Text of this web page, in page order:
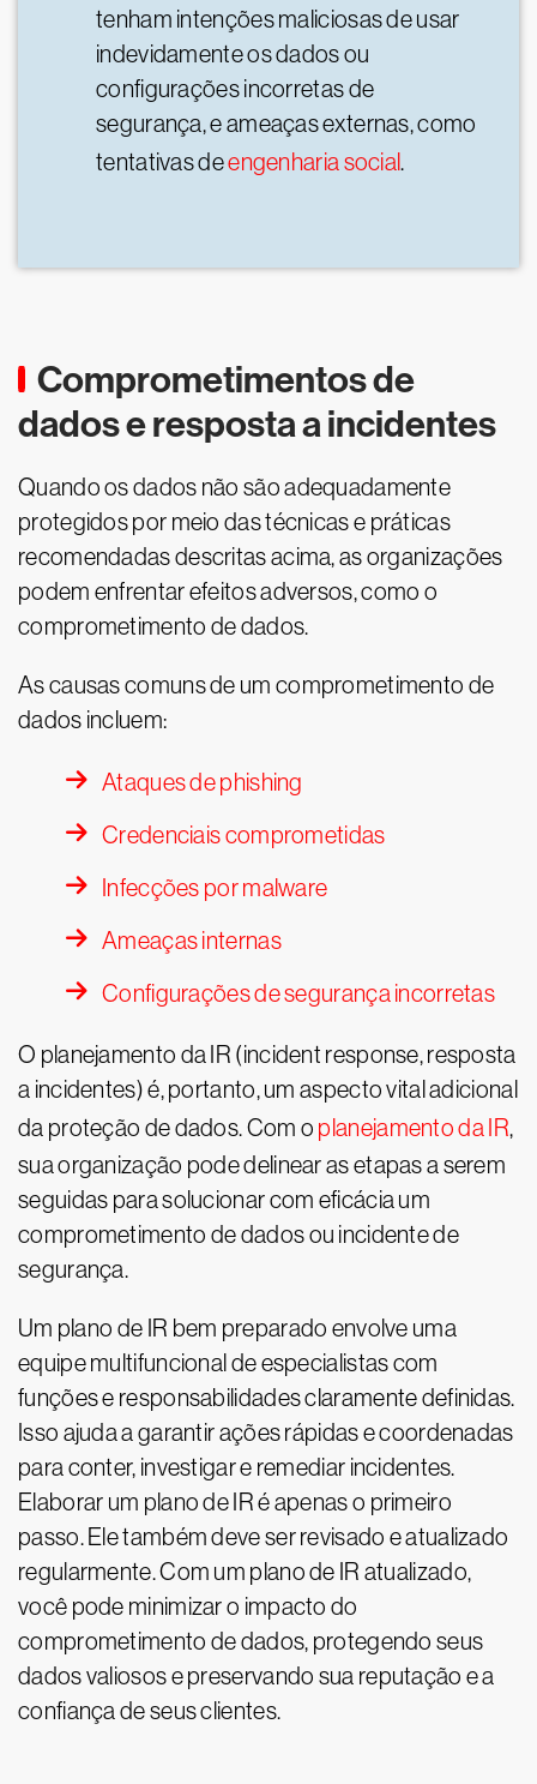
tenham intenções maliciosas de usar
indevidamente os dados ou
configurações incorretas de
segurança, e ameaças externas, como
tentativas deengenharia social.
Comprometimentos de
dados e resposta a incidentes
Quando os dados não são adequadamente
protegidos por meio das técnicas e práticas
recomendadas descritas acima, as organizações
podem enfrentar efeitos adversos, como o
comprometimento de dados.
As causas comuns de um comprometimento de
dados incluem:
Ataques de phishing
Credenciais comprometidas
Infecções por malware
Ameaças internas
Configurações de segurança incorretas
O planejamento da IR (incident response, resposta
a incidentes) é, portanto, um aspecto vital adicional
da proteção de dados. Com o planejamento da IR,
sua organização pode delinear as etapas a serem
seguidas para solucionar com eficácia um
comprometimento de dados ou incidente de
segurança.
Um plano de IR bem preparado envolve uma
equipe multifuncional de especialistas com
funções e responsabilidades claramente definidas.
Isso ajuda a garantir ações rápidas e coordenadas
para conter, investigar e remediar incidentes.
Elaborar um plano de IR é apenas o primeiro
passo. Ele também deve ser revisado e atualizado
regularmente. Com um plano de IR atualizado,
você pode minimizar o impacto do
comprometimento de dados, protegendo seus
dados valiosos e preservando sua reputação e a
confiança de seus clientes.